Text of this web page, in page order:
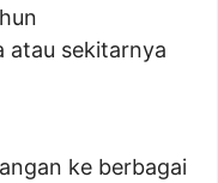
atau sekitarnya
ke berbagai